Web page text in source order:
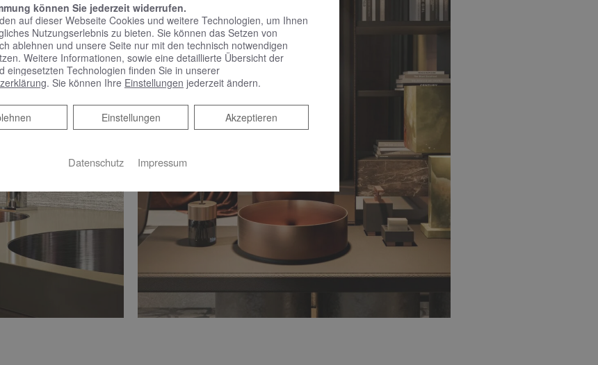
können Sie jederzeit widerrufen.
auf dieser Webseite Cookies und weitere Technologien, um Ihnen
Nutzungserlebnis zu bieten. Sie können das Setzen von
ablehnen und unsere Seite nur mit den technisch notwendigen
Weitere Informationen, sowie eine detaillierte Übersicht der
eingesetzten Technologien finden Sie in unserer
. Sie können Ihre Einstellungen jederzeit ändern.
Akzeptieren
Einstellungen
Datenschutz Impressum